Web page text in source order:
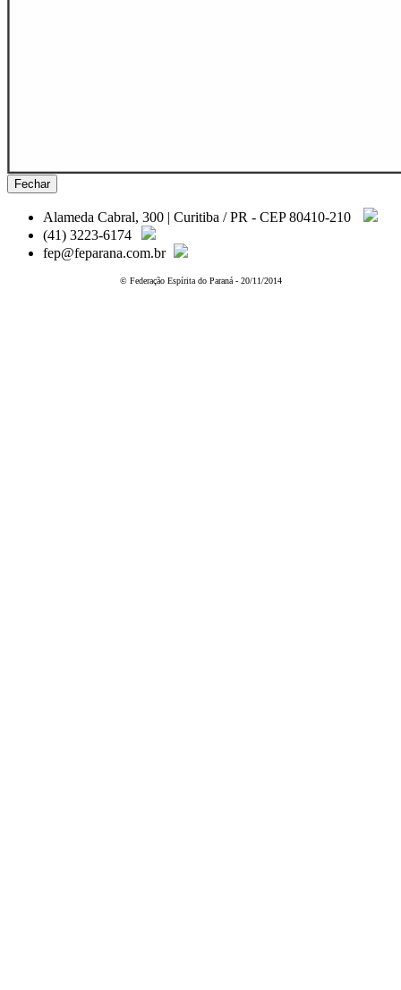
Fechar
Alameda Cabral, 300 | Curitiba / PR - CEP 80410-210
(41) 3223-6174
fep@feparana.com.br
© Federação Espírita do Paraná - 20/11/2014